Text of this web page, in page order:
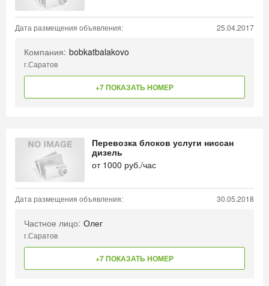
Дата размещения объявления: 25.04.2017
Компания: bobkatbalakovo
г.Саратов
+7 ПОКАЗАТЬ НОМЕР
Перевозка блоков услуги ниссан
дизель
от 1000 руб./час
Дата размещения объявления: 30.05.2018
Частное лицо: Олег
г.Саратов
+7 ПОКАЗАТЬ НОМЕР